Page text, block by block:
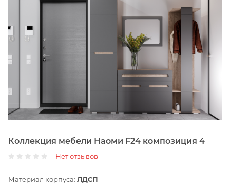
Коллекция мебели Наоми F24 композиция 4
Нет отзывов
Материал корпуса: ЛДСП